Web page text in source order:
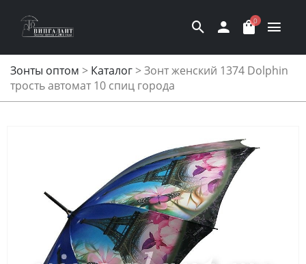
0
Зонты оптом > Каталог>Зонт женский 1374 Dolphin
трость автомат 10 спиц города